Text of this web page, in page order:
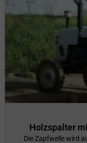
Holzspalter
Die Zapfwelle wird